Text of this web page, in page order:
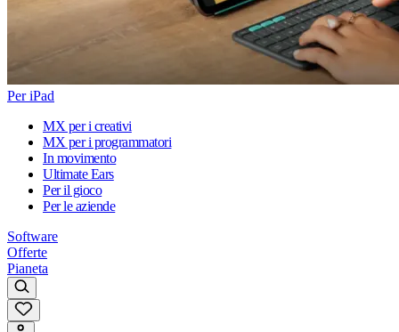
Per iPad
MX per i creativi
MX per i programmatori
In movimento
Ultimate Ears
Per il gioco
Per le aziende
Software
Offerte
Pianeta